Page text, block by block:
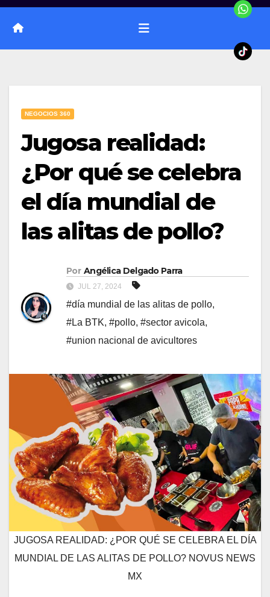
NEGOCIOS 360
Jugosa realidad:
¿Por qué se celebra
el día mundial de
las alitas de pollo?
Por Angélica Delgado Parra
JUL 27, 2024
#día mundial de las alitas de pollo,
#La BTK, #pollo, #sector avicola,
#union nacional de avicultores
JUGOSA REALIDAD: ¿POR QUÉ SE CELEBRA EL DÍA
MUNDIAL DE LAS ALITAS DE POLLO? NOVUS NEWS
MX